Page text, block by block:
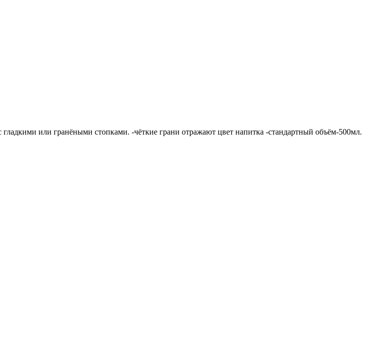
или гранёными стопками. -чёткие грани отражают цвет напитка -стандартный объём-500мл.